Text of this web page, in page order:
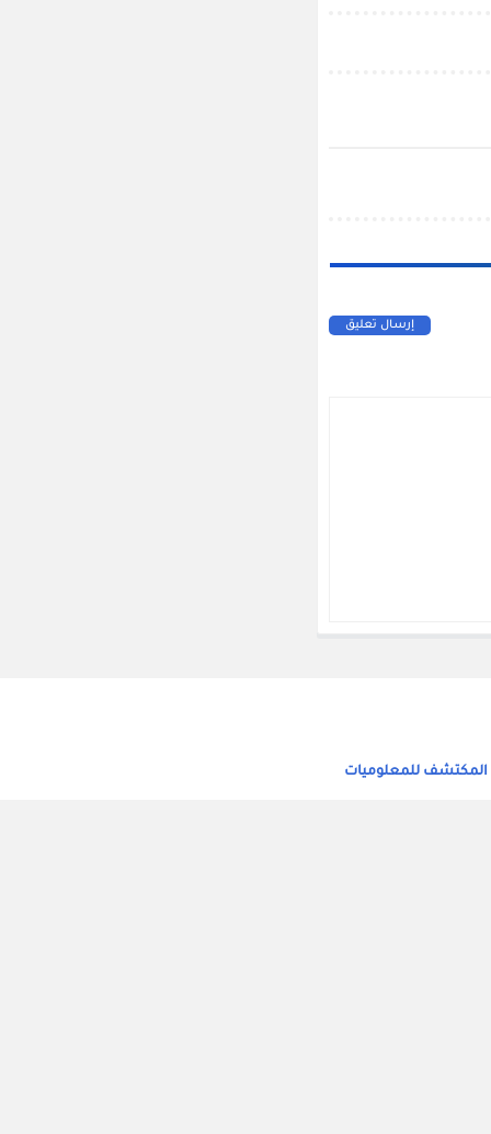
إرسال تعليق
المكتشف للمعلوميات